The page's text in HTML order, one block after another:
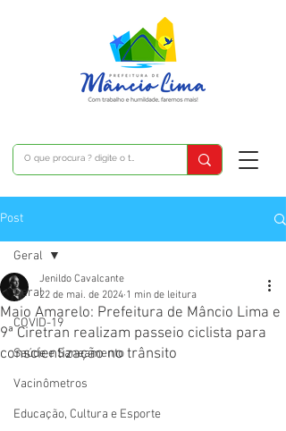
Post
Geral
COVID-19
Saúde e Saneamento
Vacinômetros
Educação, Cultura e Esporte
Geral
Maio Amarelo: Prefeitura de Mâncio Lima e
9ª Ciretran realizam passeio ciclista para
conscientização no trânsito
Jenildo Cavalcante
22 de mai. de 2024 1 min de leitura